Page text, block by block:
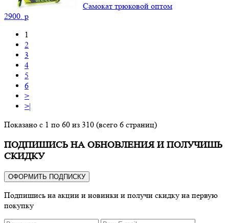
Самокат трюковой оптом
2900. p
1
2
3
4
5
6
>
>|
Показано с 1 по 60 из 310 (всего 6 страниц)
ПОДПИШИСЬ НА ОБНОВЛЕНИЯ И ПОЛУЧИШЬ
СКИДКУ
ОФОРМИТЬ ПОДПИСКУ
Подпишись на акции и новинки и получи скидку на первую
покупку